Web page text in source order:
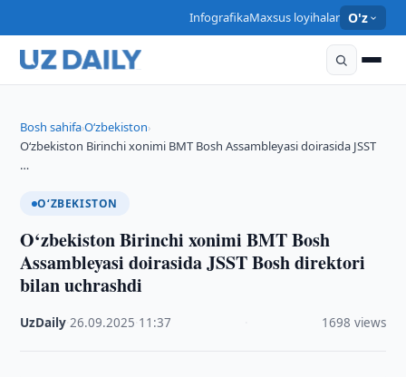
InfografikaMaxsus loyihalar O'z
Bosh sahifa›O‘zbekiston›
O‘zbekiston Birinchi xonimi BMT Bosh Assambleyasi doirasida JSST
…
O‘ZBEKISTON
O‘zbekiston Birinchi xonimi BMT Bosh
Assambleyasi doirasida JSST Bosh direktori
bilan uchrashdi
UzDaily ·26.09.2025 11:37 1698 views